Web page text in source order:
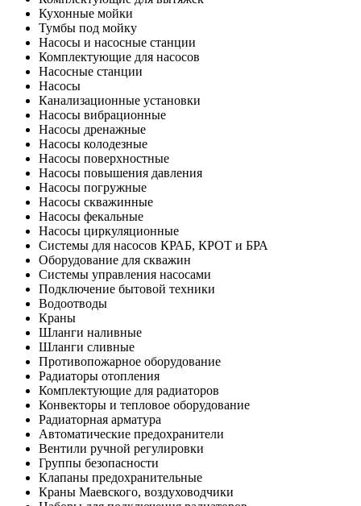
Кухонные мойки
Тумбы под мойку
Насосы и насосные станции
Комплектующие для насосов
Насосные станции
Насосы
Канализационные установки
Насосы вибрационные
Насосы дренажные
Насосы колодезные
Насосы поверхностные
Насосы повышения давления
Насосы погружные
Насосы скважинные
Насосы фекальные
Насосы циркуляционные
Системы для насосов КРАБ, КРОТ и БРА
Оборудование для скважин
Системы управления насосами
Подключение бытовой техники
Водоотводы
Краны
Шланги наливные
Шланги сливные
Противопожарное оборудование
Радиаторы отопления
Комплектующие для радиаторов
Конвекторы и тепловое оборудование
Радиаторная арматура
Автоматические предохранители
Вентили ручной регулировки
Группы безопасности
Клапаны предохранительные
Краны Маевского, воздуховодчики